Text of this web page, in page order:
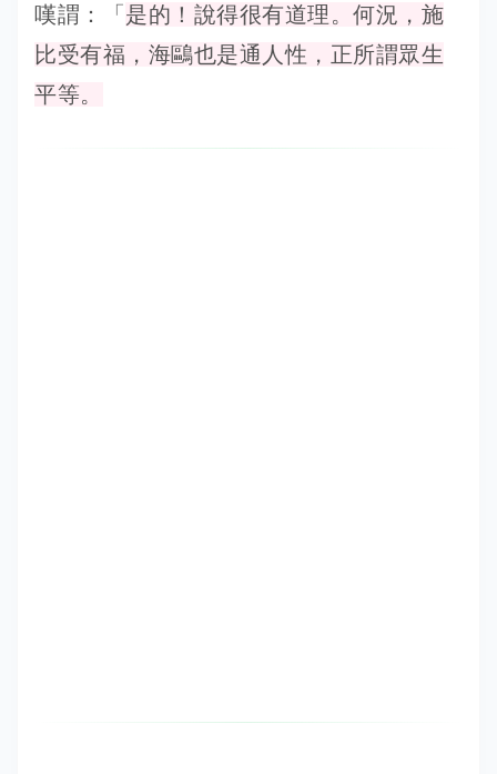
嘆謂：「是的！說得很有道理。何況，施
比受有福，海鷗也是通人性，正所謂眾生
平等。